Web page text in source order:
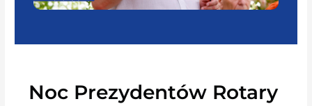
Noc Prezydentów Rotary